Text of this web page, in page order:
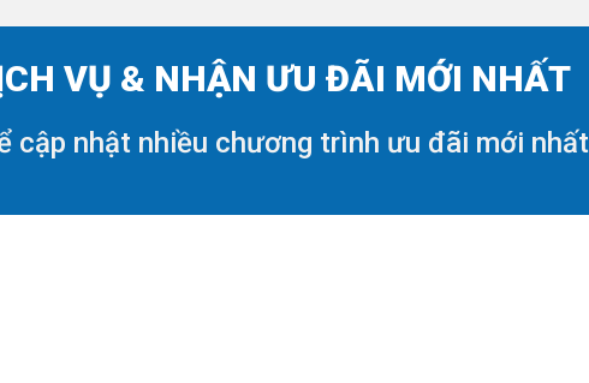
VỤ & NHẬN ƯU ĐÃI MỚI NHẤT
cập nhật nhiều chương trình ưu đãi mới nhất